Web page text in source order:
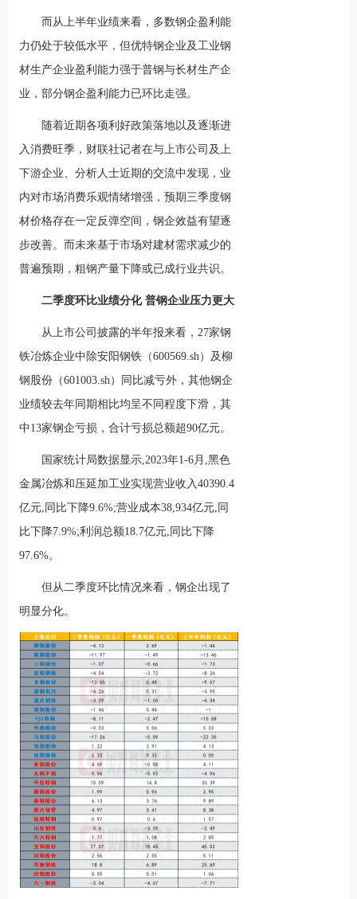
而从上半年业绩来看，多数钢企盈利能
力仍处于较低水平，但优特钢企业及工业钢
材生产企业盈利能力强于普钢与长材生产企
业，部分钢企盈利能力已环比走强。
随着近期各项利好政策落地以及逐渐进
入消费旺季，财联社记者在与上市公司及上
下游企业、分析人士近期的交流中发现，业
内对市场消费乐观情绪增强，预期三季度钢
材价格存在一定反弹空间，钢企效益有望逐
步改善。而未来基于市场对建材需求减少的
普遍预期，粗钢产量下降或已成行业共识。
二季度环比业绩分化 普钢企业压力更大
从上市公司披露的半年报来看，27家钢
铁冶炼企业中除安阳钢铁（600569.sh）及柳
钢股份（601003.sh）同比减亏外，其他钢企
业绩较去年同期相比均呈不同程度下滑，其
中13家钢企亏损，合计亏损总额超90亿元。
国家统计局数据显示,2023年1-6月,黑色
金属冶炼和压延加工业实现营业收入40390.4
亿元,同比下降9.6%;营业成本38,934亿元,同
比下降7.9%;利润总额18.7亿元,同比下降
97.6%。
但从二季度环比情况来看，钢企出现了
明显分化。